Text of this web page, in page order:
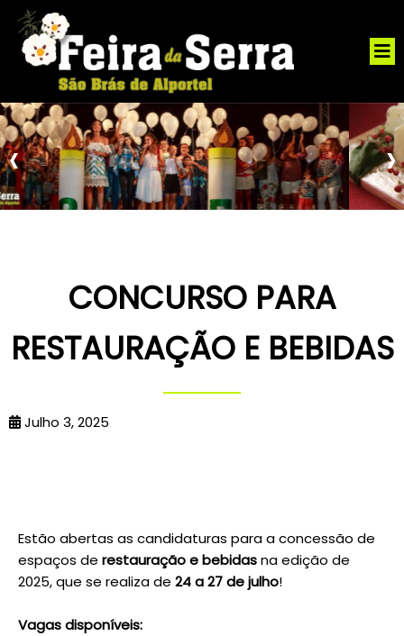
‹ ›
CONCURSO PARA
RESTAURAÇÃO E BEBIDAS
Julho 3, 2025
Estão abertas as candidaturas para a concessão de
espaços de restauração e bebidasna edição de
2025, que se realiza de 24 a 27 de julho!
Vagas disponíveis: